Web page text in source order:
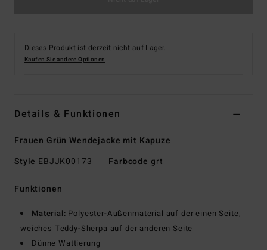
Dieses Produkt ist derzeit nicht auf Lager.
Kaufen Sie andere Optionen
Details & Funktionen
Frauen Grün Wendejacke mit Kapuze
Style EBJJK00173 Farbcode grt
Funktionen
Material: Polyester-Außenmaterial auf der einen Seite,
weiches Teddy-Sherpa auf der anderen Seite
Dünne Wattierung